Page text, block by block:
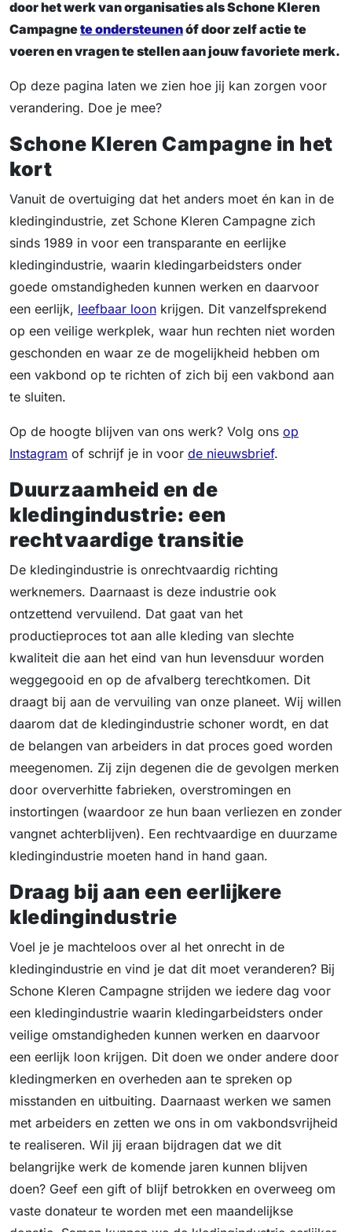
door het werk van organisaties als Schone Kleren
Campagnete ondersteunenóf door zelf actie te
voeren en vragen te stellen aan jouw favoriete merk.
Op deze pagina laten we zien hoe jij kan zorgen voor
verandering. Doe je mee?
Schone Kleren Campagne in het
kort
Vanuit de overtuiging dat het anders moet én kan in de
kledingindustrie, zet Schone Kleren Campagne zich
sinds 1989 in voor een transparante en eerlijke
kledingindustrie, waarin kledingarbeidsters onder
goede omstandigheden kunnen werken en daarvoor
een eerlijk, leefbaar loon krijgen. Dit vanzelfsprekend
op een veilige werkplek, waar hun rechten niet worden
geschonden en waar ze de mogelijkheid hebben om
een vakbond op te richten of zich bij een vakbond aan
te sluiten.
Op de hoogte blijven van ons werk? Volg ons op
Instagram of schrijf je in voor de nieuwsbrief.
Duurzaamheid en de
kledingindustrie: een
rechtvaardige transitie
De kledingindustrie is onrechtvaardig richting
werknemers. Daarnaast is deze industrie ook
ontzettend vervuilend. Dat gaat van het
productieproces tot aan alle kleding van slechte
kwaliteit die aan het eind van hun levensduur worden
weggegooid en op de afvalberg terechtkomen. Dit
draagt bij aan de vervuiling van onze planeet. Wij willen
daarom dat de kledingindustrie schoner wordt, en dat
de belangen van arbeiders in dat proces goed worden
meegenomen. Zij zijn degenen die de gevolgen merken
door oververhitte fabrieken, overstromingen en
instortingen (waardoor ze hun baan verliezen en zonder
vangnet achterblijven). Een rechtvaardige en duurzame
kledingindustrie moeten hand in hand gaan.
Draag bij aan een eerlijkere
kledingindustrie
Voel je je machteloos over al het onrecht in de
kledingindustrie en vind je dat dit moet veranderen? Bij
Schone Kleren Campagne strijden we iedere dag voor
een kledingindustrie waarin kledingarbeidsters onder
veilige omstandigheden kunnen werken en daarvoor
een eerlijk loon krijgen. Dit doen we onder andere door
kledingmerken en overheden aan te spreken op
misstanden en uitbuiting. Daarnaast werken we samen
met arbeiders en zetten we ons in om vakbondsvrijheid
te realiseren. Wil jij eraan bijdragen dat we dit
belangrijke werk de komende jaren kunnen blijven
doen? Geef een gift of blijf betrokken en overweeg om
vaste donateur te worden met een maandelijkse